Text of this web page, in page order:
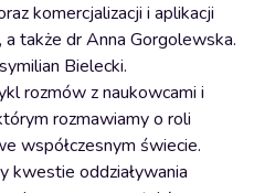
komercjalizacji i aplikacji
także dr Anna Gorgolewska.
Bielecki.
rozmów z naukowcami i
rozmawiamy o roli
współczesnym świecie.
kwestie oddziaływania